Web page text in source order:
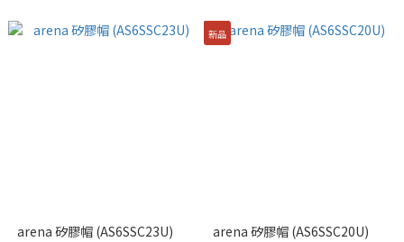
arena 矽膠帽 (AS6SSC23U)
新品
arena 矽膠帽 (AS6SSC20U)